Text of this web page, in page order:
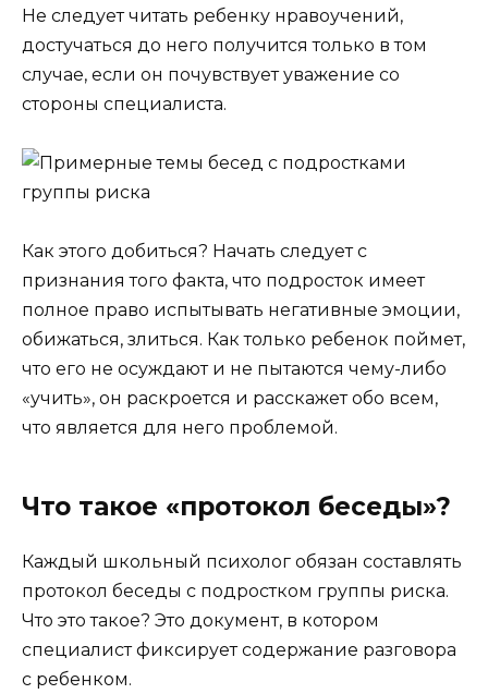
Не следует читать ребенку нравоучений,
достучаться до него получится только в том
случае, если он почувствует уважение со
стороны специалиста.
Как этого добиться? Начать следует с
признания того факта, что подросток имеет
полное право испытывать негативные эмоции,
обижаться, злиться. Как только ребенок поймет,
что его не осуждают и не пытаются чему-либо
«учить», он раскроется и расскажет обо всем,
что является для него проблемой.
Что такое «протокол беседы»?
Каждый школьный психолог обязан составлять
протокол беседы с подростком группы риска.
Что это такое? Это документ, в котором
специалист фиксирует содержание разговора
с ребенком.